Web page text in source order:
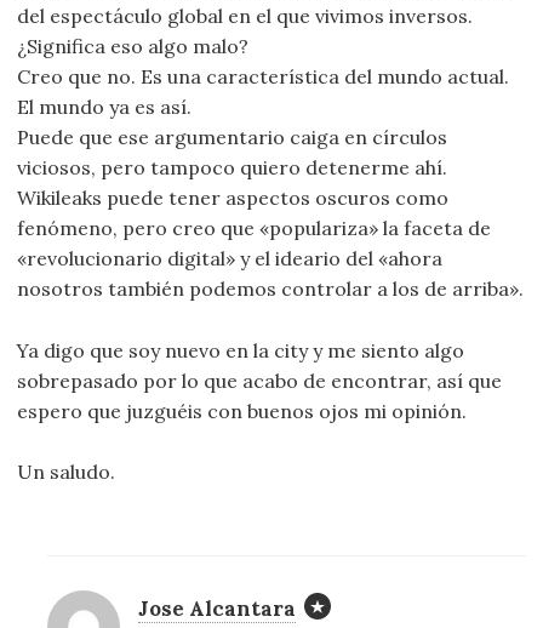
del espectáculo global en el que vivimos inversos.
¿Significa eso algo malo?
Creo que no. Es una característica del mundo actual.
El mundo ya es así.
Puede que ese argumentario caiga en círculos
viciosos, pero tampoco quiero detenerme ahí.
Wikileaks puede tener aspectos oscuros como
fenómeno, pero creo que «populariza» la faceta de
«revolucionario digital» y el ideario del «ahora
nosotros también podemos controlar a los de arriba».
Ya digo que soy nuevo en la city y me siento algo
sobrepasado por lo que acabo de encontrar, así que
espero que juzguéis con buenos ojos mi opinión.
Un saludo.
Jose Alcantara